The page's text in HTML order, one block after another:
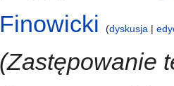
Finowicki
dyskusja
Zastępowanie